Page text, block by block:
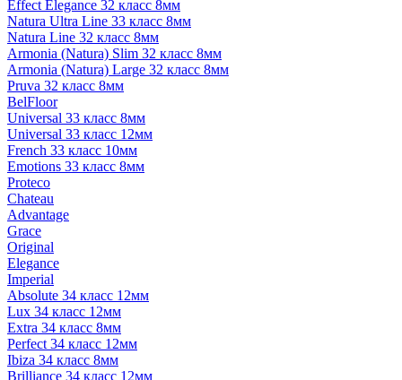
Effect Elegance 32 класс 8мм
Natura Ultra Line 33 класс 8мм
Natura Line 32 класс 8мм
Armonia (Natura) Slim 32 класс 8мм
Armonia (Natura) Large 32 класс 8мм
Pruva 32 класс 8мм
BelFloor
Universal 33 класс 8мм
Universal 33 класс 12мм
French 33 класс 10мм
Emotions 33 класс 8мм
Proteco
Chateau
Advantage
Grace
Original
Elegance
Imperial
Absolute 34 класс 12мм
Lux 34 класс 12мм
Extra 34 класс 8мм
Perfect 34 класс 12мм
Ibiza 34 класс 8мм
Brilliance 34 класс 12мм